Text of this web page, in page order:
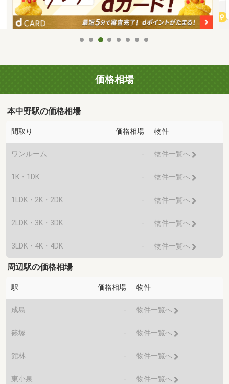
価格相場
本中野駅の価格相場
間取り 価格相場 物件
ワンルーム - 物件一覧へ
1K・1DK - 物件一覧へ
1LDK・2K・2DK - 物件一覧へ
2LDK・3K・3DK - 物件一覧へ
3LDK・4K・4DK - 物件一覧へ
周辺駅の価格相場
駅 価格相場 物件
成島 - 物件一覧へ
篠塚 - 物件一覧へ
館林 - 物件一覧へ
東小泉 - 物件一覧へ